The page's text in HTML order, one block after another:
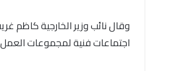
وقال نائب وزير الخارجية كاظم
اجتماعات فنية لمجموعات